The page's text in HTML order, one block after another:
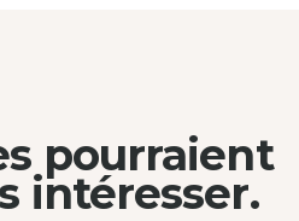
pourraient
intéresser.